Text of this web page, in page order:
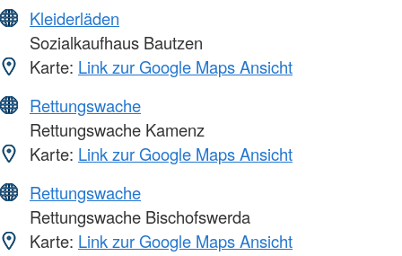
Kleiderläden
Sozialkaufhaus Bautzen
Karte: Link zur Google Maps Ansicht
Rettungswache
Rettungswache Kamenz
Karte: Link zur Google Maps Ansicht
Rettungswache
Rettungswache Bischofswerda
Karte: Link zur Google Maps Ansicht